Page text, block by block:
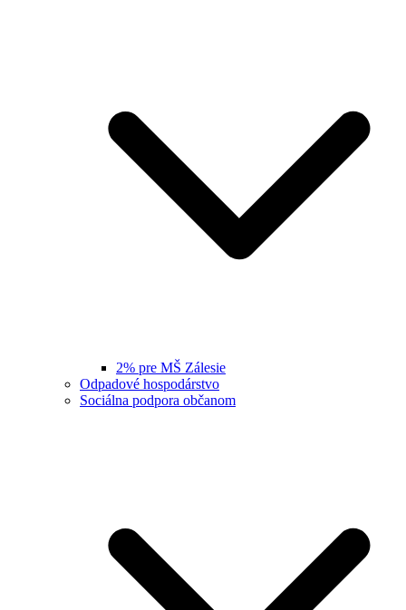
2% pre MŠ Zálesie
Odpadové hospodárstvo
Sociálna podpora občanom